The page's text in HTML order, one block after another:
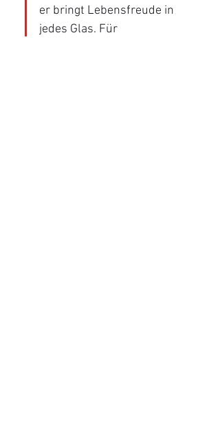
er bringt Lebensfreude in
jedes Glas. Für